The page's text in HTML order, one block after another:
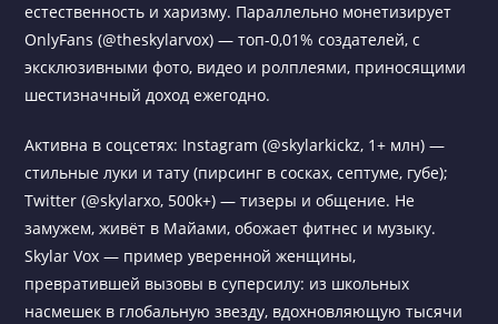
естественность и харизму. Параллельно монетизирует
OnlyFans (@theskylarvox) — топ-0,01% создателей, с
эксклюзивными фото, видео и ролплеями, приносящими
шестизначный доход ежегодно.
Активна в соцсетях: Instagram (@skylarkickz, 1+ млн) —
стильные луки и тату (пирсинг в сосках, септуме, губе);
Twitter (@skylarxo, 500k+) — тизеры и общение. Не
замужем, живёт в Майами, обожает фитнес и музыку.
Skylar Vox — пример уверенной женщины,
превратившей вызовы в суперсилу: из школьных
насмешек в глобальную звезду, вдохновляющую тысячи